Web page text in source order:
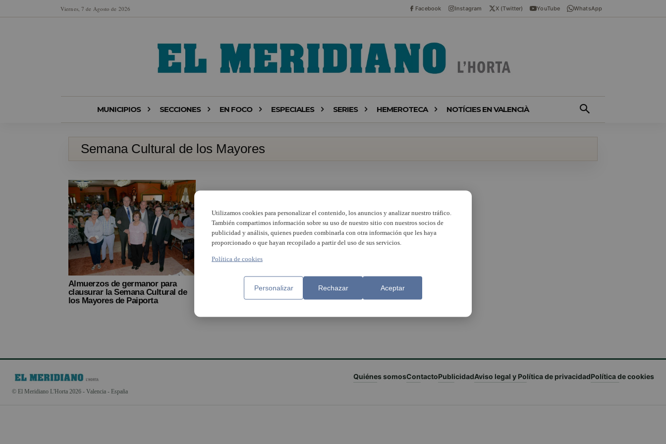
Viernes, 7 de Agosto de 2026 Facebook Instagram X (Twitter) YouTube WhatsApp
MUNICIPIOS SECCIONES EN FOCO ESPECIALES SERIES HEMEROTECA NOTÍCIES EN VALENCIÀ
Semana Cultural de los Mayores
Almuerzos de germanor para
clausurar la Semana Cultural de
los Mayores de Paiporta
© El Meridiano L'Horta 2026 - Valencia - España
Quiénes somosContactoPublicidadAviso legal y Política de privacidadPolítica de cookies
Utilizamos cookies para personalizar el contenido, los anuncios y analizar nuestro tráfico.
También compartimos información sobre su uso de nuestro sitio con nuestros socios de
publicidad y análisis, quienes pueden combinarla con otra información que les haya
proporcionado o que hayan recopilado a partir del uso de sus servicios.
Política de cookies
Personalizar Rechazar Aceptar